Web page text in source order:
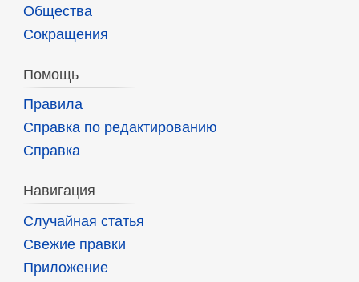
Общества
Сокращения
Помощь
Правила
Справка по редактированию
Справка
Навигация
Случайная статья
Свежие правки
Приложение